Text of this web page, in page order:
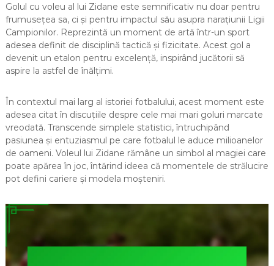
Golul cu voleu al lui Zidane este semnificativ nu doar pentru
frumusețea sa, ci și pentru impactul său asupra narațiunii Ligii
Campionilor. Reprezintă un moment de artă într-un sport
adesea definit de disciplină tactică și fizicitate. Acest gol a
devenit un etalon pentru excelență, inspirând jucătorii să
aspire la astfel de înălțimi.
În contextul mai larg al istoriei fotbalului, acest moment este
adesea citat în discuțiile despre cele mai mari goluri marcate
vreodată. Transcende simplele statistici, întruchipând
pasiunea și entuziasmul pe care fotbalul le aduce milioanelor
de oameni. Voleul lui Zidane rămâne un simbol al magiei care
poate apărea în joc, întărind ideea că momentele de strălucire
pot defini cariere și modela moșteniri.